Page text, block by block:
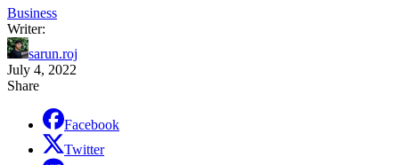
Business
Writer:
sarun.roj
July 4, 2022
Share
Facebook
Twitter